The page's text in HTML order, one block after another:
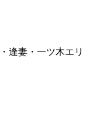
逢妻・一ツ木エリ